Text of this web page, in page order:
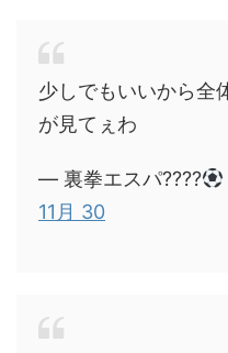
少しでもいいから全
が見てぇわ
— 裏拳エスパ????
11月 30